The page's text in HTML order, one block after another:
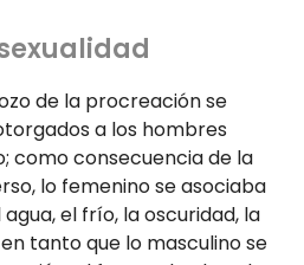
de la procreación se
a los hombres
como consecuencia de la
lo femenino se asociaba
el frío, la oscuridad, la
tanto que lo masculino se